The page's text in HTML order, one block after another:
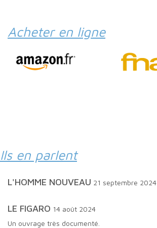
Acheter en ligne
Ils en parlent
L'HOMME NOUVEAU 21 septembre 2024
LE FIGARO 14 août 2024
Un ouvrage très documenté.